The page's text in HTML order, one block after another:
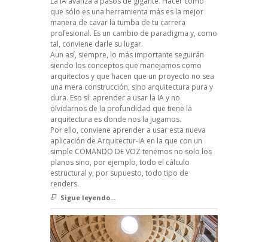
que sólo es una herramienta más es la mejor
manera de cavar la tumba de tu carrera
profesional. Es un cambio de paradigma y, como
tal, conviene darle su lugar.
Aun así, siempre, lo más importante seguirán
siendo los conceptos que manejamos como
arquitectos y que hacen que un proyecto no sea
una mera construcción, sino arquitectura pura y
dura. Eso sí: aprender a usar la IA y no
olvidarnos de la profundidad que tiene la
arquitectura es donde nos la jugamos.
Por ello, conviene aprender a usar esta nueva
aplicación de Arquitectur-IA en la que con un
simple COMANDO DE VOZ tenemos no solo los
planos sino, por ejemplo, todo el cálculo
estructural y, por supuesto, todo tipo de
renders.
Sigue leyendo...